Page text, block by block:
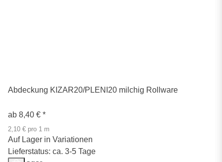
Abdeckung KIZAR20/PLENI20 milchig Rollware
ab 8,40 € *
2,10 € pro 1 m
Auf Lager in Variationen
Lieferstatus: ca. 3-5 Tage